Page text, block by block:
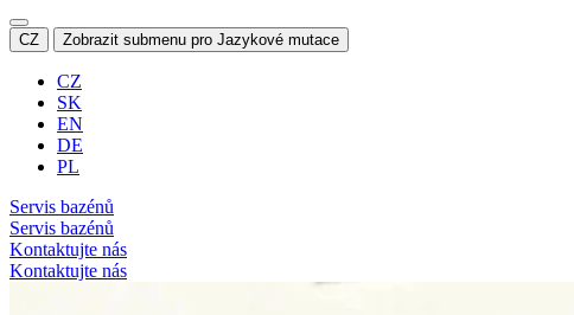
CZ Zobrazit submenu pro Jazykové mutace
CZ
SK
EN
DE
PL
Servis bazénů
Servis bazénů
Kontaktujte nás
Kontaktujte nás